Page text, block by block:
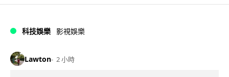
科技娛樂 影視娛樂
Lawton 2 小時